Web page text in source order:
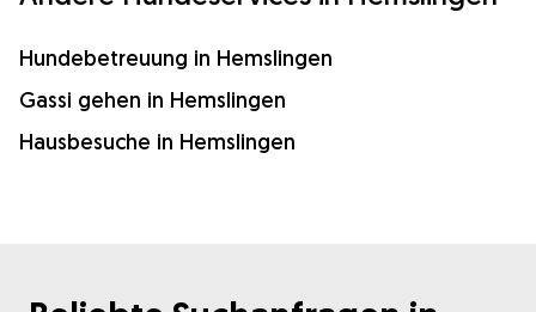
Hundebetreuung in Hemslingen
Gassi gehen in Hemslingen
Hausbesuche in Hemslingen